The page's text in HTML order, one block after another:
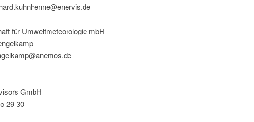
für Umweltmeteorologie mbH
GmbH
29-30